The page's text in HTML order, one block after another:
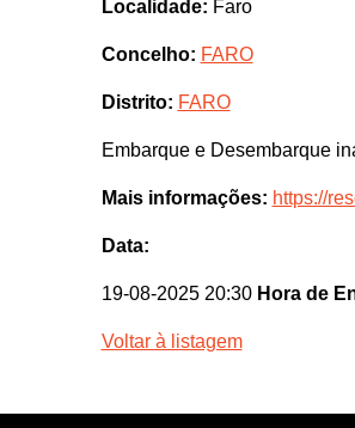
Localidade: Faro
Concelho: FARO
Distrito: FARO
Embarque e Desembarque
Mais informações: https://
Data:
19-08-2025 20:30 Hora de
Voltar à listagem